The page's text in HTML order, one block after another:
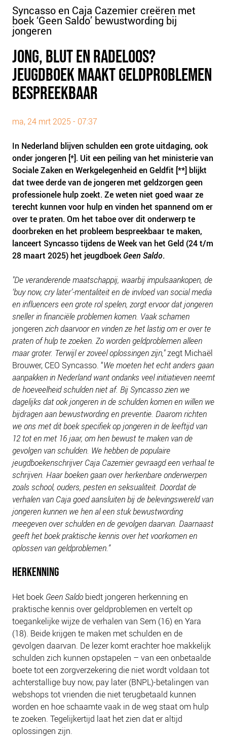
PLINKR NAZORG
SOCIALDEBT
DOORBRAAKMETHODE
COLLECTIEF SCHULDREGELEN
DE VOORZIENINGENWIJZER
NEDERLANDSE SCHULDHULPROUTE (NSR)
VISIE EN MISSIE
HET TEAM
ONZE PARTNERS
VACATURES
IN DE MEDIA
OVER NCFG
NIEUWS
BLOGS
Syncasso en Caja Cazemier creëren met
boek ‘Geen Saldo’ bewustwording bij
jongeren
JONG, BLUT EN RADELOOS?
JEUGDBOEK MAAKT GELDPROBLEMEN
BESPREEKBAAR
ma, 24 mrt 2025 - 07:37
In Nederland blijven schulden een grote uitdaging, ook
onder jongeren [*]. Uit een peiling van het ministerie van
Sociale Zaken en Werkgelegenheid en Geldfit [**] blijkt
dat twee derde van de jongeren met geldzorgen geen
professionele hulp zoekt. Ze weten niet goed waar ze
terecht kunnen voor hulp en vinden het spannend om er
over te praten. Om het taboe over dit onderwerp te
doorbreken en het probleem bespreekbaar te maken,
lanceert Syncasso tijdens de Week van het Geld (24 t/m
28 maart 2025) het jeugdboekGeen Saldo.
"De veranderende maatschappij, waarbij impulsaankopen, de
‘buy now, cry later’-mentaliteit en de invloed van social media
en influencers een grote rol spelen, zorgt ervoor dat jongeren
sneller in financiële problemen komen. Vaak schamen
jongeren zich daarvoor en vinden ze het lastig om er over te
praten of hulp te zoeken. Zo worden geldproblemen alleen
maar groter. Terwijl er zoveel oplossingen zijn,"zegt Michaël
Brouwer, CEO Syncasso. “We moeten het echt anders gaan
aanpakken in Nederland want ondanks veel initiatieven neemt
de hoeveelheid schulden niet af. Bij Syncasso zien we
dagelijks dat ook jongeren in de schulden komen en willen we
bijdragen aan bewustwording en preventie. Daarom richten
we ons met dit boek specifiek op jongeren in de leeftijd van
12 tot en met 16 jaar, om hen bewust te maken van de
gevolgen van schulden. We hebben de populaire
jeugdboekenschrijver Caja Cazemier gevraagd een verhaal te
schrijven. Haar boeken gaan over herkenbare onderwerpen
zoals school, ouders, pesten en seksualiteit. Doordat de
verhalen van Caja goed aansluiten bij de belevingswereld van
jongeren kunnen we hen al een stuk bewustwording
meegeven over schulden en de gevolgen daarvan. Daarnaast
geeft het boek praktische kennis over het voorkomen en
oplossen van geldproblemen.”
HERKENNING
Het boek Geen Saldo biedt jongeren herkenning en
praktische kennis over geldproblemen en vertelt op
toegankelijke wijze de verhalen van Sem (16) en Yara
(18). Beide krijgen te maken met schulden en de
gevolgen daarvan. De lezer komt erachter hoe makkelijk
schulden zich kunnen opstapelen – van een onbetaalde
boete tot een zorgverzekering die niet wordt voldaan tot
achterstallige buy now, pay later (BNPL)-betalingen van
webshops tot vrienden die niet terugbetaald kunnen
worden en hoe schaamte vaak in de weg staat om hulp
te zoeken. Tegelijkertijd laat het zien dat er altijd
oplossingen zijn.